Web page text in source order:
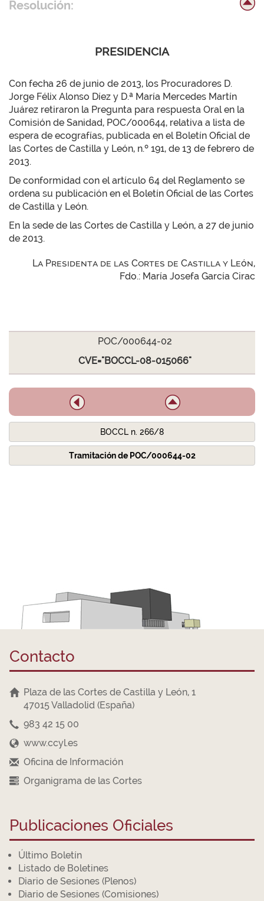
Resolución:
PRESIDENCIA
Con fecha 26 de junio de 2013, los Procuradores D.
Jorge Félix Alonso Díez y D.ª María Mercedes Martín
Juárez retiraron la Pregunta para respuesta Oral en la
Comisión de Sanidad, POC/000644, relativa a lista de
espera de ecografías, publicada en el Boletín Oficial de
las Cortes de Castilla y León, n.º 191, de 13 de febrero de
2013.
De conformidad con el artículo 64 del Reglamento se
ordena su publicación en el Boletín Oficial de las Cortes
de Castilla y León.
En la sede de las Cortes de Castilla y León, a 27 de junio
de 2013.
La Presidenta de las Cortes de Castilla y León,
Fdo.: María Josefa García Cirac
POC/000644-02
CVE="BOCCL-08-015066"
BOCCL n. 266/8
Tramitación de POC/000644-02
Contacto
Plaza de las Cortes de Castilla y León, 1
47015 Valladolid (España)
983 42 15 00
www.ccyl.es
Oficina de Información
Organigrama de las Cortes
Publicaciones Oficiales
Último Boletín
Listado de Boletines
Diario de Sesiones (Plenos)
Diario de Sesiones (Comisiones)